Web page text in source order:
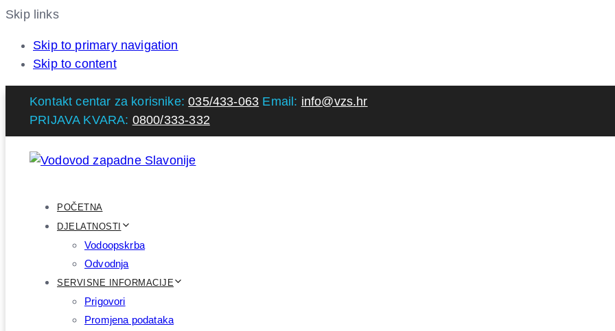
Skip links
Skip to primary navigation
Skip to content
Kontakt centar za korisnike:035/433-063 Email: info@vzs.hr
PRIJAVA KVARA: 0800/333-332
POČETNA
DJELATNOSTI
Vodoopskrba
Odvodnja
SERVISNE INFORMACIJE
Prigovori
Promjena podataka